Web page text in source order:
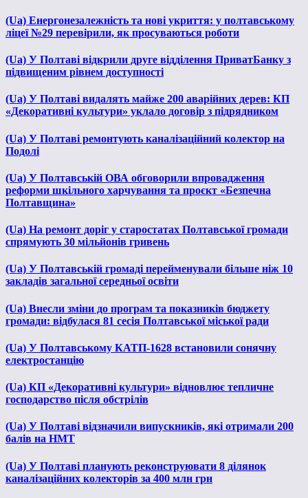
(Ua) Енергонезалежність та нові укриття: у полтавському
ліцеї №29 перевірили, як просуваються роботи
(Ua) У Полтаві відкрили друге відділення ПриватБанку з
підвищеним рівнем доступності
(Ua) У Полтаві видалять майже 200 аварійних дерев: КП
«Декоративні культури» уклало договір з підрядником
(Ua) У Полтаві ремонтують каналізаційний колектор на
Подолі
(Ua) У Полтавській ОВА обговорили впровадження
реформи шкільного харчування та проєкт «Безпечна
Полтавщина»
(Ua) На ремонт доріг у старостатах Полтавської громади
спрямують 30 мільйонів гривень
(Ua) У Полтавській громаді перейменували більше ніж 10
закладів загальної середньої освіти
(Ua) Внесли зміни до програм та показників бюджету
громади: відбулася 81 сесія Полтавської міської ради
(Ua) У Полтавському КАТП-1628 встановили сонячну
електростанцію
(Ua) КП «Декоративні культури» відновлює тепличне
господарство після обстрілів
(Ua) У Полтаві відзначили випускників, які отримали 200
балів на НМТ
(Ua) У Полтаві планують реконструювати 8 ділянок
каналізаційних колекторів за 400 млн грн